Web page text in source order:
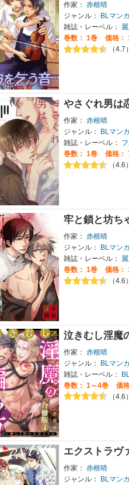
作家： 赤根晴
ジャンル：
BLマン
雑誌・レーベル：
巻数： 1巻
価格：
（
やさぐれ男は
作家： 赤根晴
ジャンル：
BLマン
雑誌・レーベル：
巻数： 1巻
価格：
（
牢と鎖と坊ち
作家： 赤根晴
ジャンル：
BLマン
雑誌・レーベル：
巻数： 1巻
価格：
（
泣きむし淫魔
作家： 赤根晴
ジャンル：
BLマン
雑誌・レーベル：
巻数： 1～4巻
価
（
エクストラヴ
作家： 赤根晴
ジャンル：
BLマン